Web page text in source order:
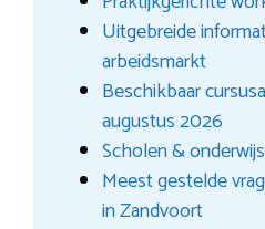
Uitgebreide
arbeidsmarkt
Beschikbaar
augustus 2026
Scholen &
Meest gestelde
in Zandvoort